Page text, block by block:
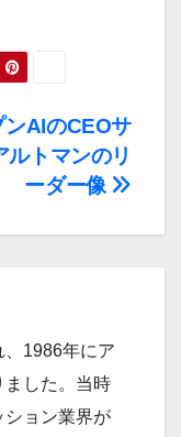
ンAIのCEOサ
ルトマンのリ
ーダー像
1986年にア
ました。当時
ション業界が